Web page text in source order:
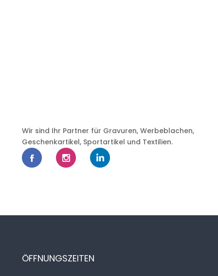
Wir sind Ihr Partner für Gravuren, Werbeblachen,
Geschenkartikel, Sportartikel und Textilien.
ÖFFNUNGSZEITEN